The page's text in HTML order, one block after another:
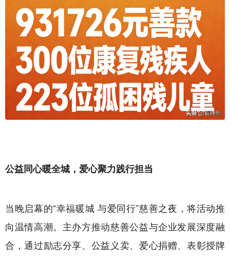
公益同心暖全城，爱心聚力践行担当
当晚启幕的“幸福暖城 与爱同行”慈善之夜，将活动推
向温情高潮。主办方推动慈善公益与企业发展深度融
合，通过励志分享、公益义卖、爱心捐赠、表彰授牌